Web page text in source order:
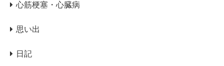
心筋梗塞・心臓病
思い出
日記